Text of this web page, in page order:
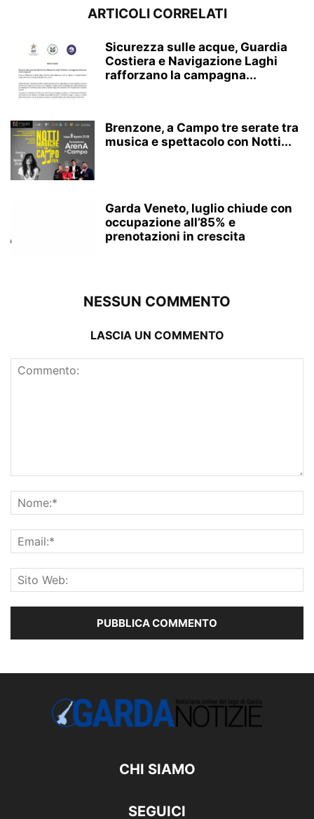
ARTICOLI CORRELATI
Sicurezza sulle acque, Guardia
Costiera e Navigazione Laghi
rafforzano la campagna...
Brenzone, a Campo tre serate tra
musica e spettacolo con Notti...
Garda Veneto, luglio chiude con
occupazione all’85% e
prenotazioni in crescita
NESSUN COMMENTO
LASCIA UN COMMENTO
CHI SIAMO
SEGUICI